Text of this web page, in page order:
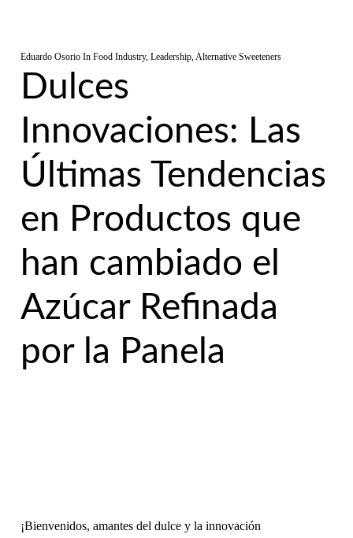
Eduardo Osorio In Food Industry, Leadership,Alternative Sweeteners
Dulces
Innovaciones: Las
Últimas Tendencias
en Productos que
han cambiado el
Azúcar Refinada
por la Panela
¡Bienvenidos, amantes del dulce y la innovación